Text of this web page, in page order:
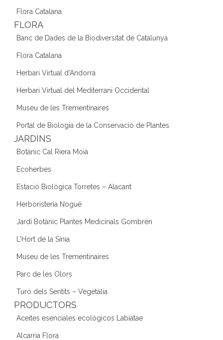
Flora Catalana
FLORA
Banc de Dades de la Biodiversitat de Catalunya
Flora Catalana
Herbari Virtual d'Andorra
Herbari Virtual del Mediterrani Occidental
Museu de les Trementinaires
Portal de Biologia de la Conservació de Plantes
JARDINS
Botànic Cal Riera Moià
Ecoherbes
Estació Biològica Torretes – Alacant
Herboristeria Nogué
Jardí Botànic Plantes Medicinals Gombrèn
L'Hort de la Sínia
Museu de les Trementinaires
Parc de les Olors
Turó dels Sentits – Vegetàlia
PRODUCTORS
Aceites esenciales ecológicos Labiatae
Alcarria Flora